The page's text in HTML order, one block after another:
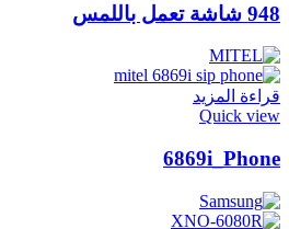
948 شاشة تعمل باللمس
قراءة المزيد
Quick view
6869i_Phone